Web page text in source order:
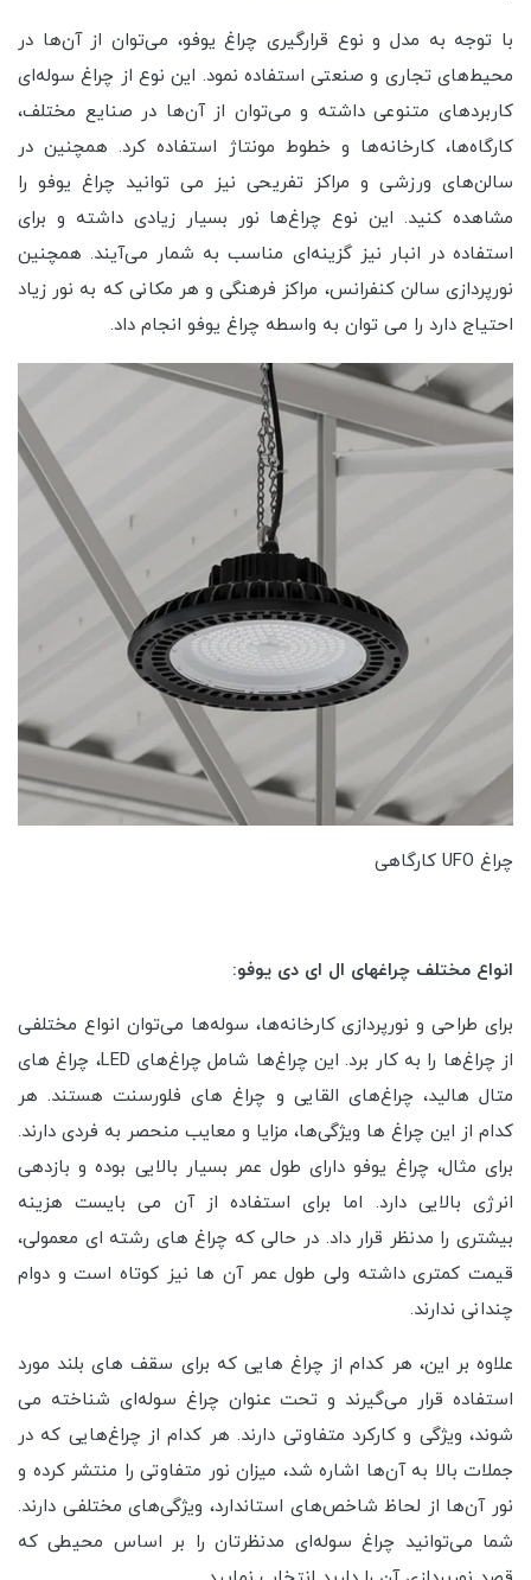
با توجه به مدل و نوع قرار‌گیری چراغ یوفو، می‌توان از آن‌ها در
محیط‌های تجاری و صنعتی استفاده نمود. این نوع از چراغ سوله‌ای
کاربرد‌های متنوعی داشته و می‌توان از آن‌ها در صنایع مختلف،
کارگاه‌ها، کارخانه‌ها و خطوط مونتاژ استفاده کرد. همچنین در
سالن‌های ورزشی و مراکز تفریحی نیز می توانید چراغ یوفو را
مشاهده کنید. این نوع چراغ‌ها نور بسیار زیادی داشته و برای
استفاده در انبار نیز گزینه‌ای مناسب به شمار می‌آيند. همچنین
نورپردازی سالن کنفرانس، مراکز فرهنگی و هر مکانی که به نور زیاد
احتیاج دارد را می توان به واسطه چراغ یوفو انجام داد.
چراغ UFO کارگاهی
انواع مختلف چراغهای ال ای دی یوفو:
برای طراحی و نورپردازی کارخانه‌ها، سوله‌ها می‌توان انواع مختلفی
از چراغ‌ها را به کار برد. این چراغ‌ها شامل چراغ‌های LED، چراغ های
متال هالید، چراغ‌های القایی و چراغ های فلورسنت هستند. هر
کدام از این چراغ ها ویژگی‌ها، مزایا و معایب منحصر به فردی دارند.
برای مثال، چراغ یوفو دارای طول عمر بسیار بالایی بوده و بازدهی
انرژی بالایی دارد. اما برای استفاده از آن می بایست هزینه
بیشتری را مدنظر قرار داد. در حالی که چراغ های رشته ای معمولی،
قیمت کمتری داشته ولی طول عمر آن ها نیز کوتاه است و دوام
چندانی ندارند.
علاوه بر این، هر کدام از چراغ هایی که برای سقف های بلند مورد
استفاده قرار می‌گیرند و تحت عنوان چراغ سوله‌ای شناخته می
شوند، ویژگی و کارکرد متفاوتی دارند. هر کدام از چراغ‌هایی که در
جملات بالا به آن‌ها اشاره شد، میزان نور متفاوتی را منتشر کرده و
نور آن‌ها از لحاظ شاخص‌های استاندارد، ویژگی‌های مختلفی دارند.
شما می‌توانید چراغ سوله‌ای مدنظرتان را بر اساس محیطی که